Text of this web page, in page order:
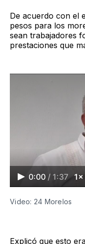
De acuerdo con el
pesos para los
sean trabajadores
prestaciones que
0:00 / 1:37 1×
Video: 24 Morelos
Explicó que esto